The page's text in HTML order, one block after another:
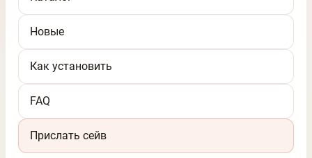
Новые
Как установить
FAQ
Прислать сейв